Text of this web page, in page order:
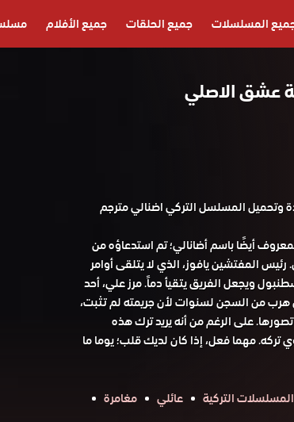
المسلسلات جميع الحلقات جميع الأفلام
عشق الاصلي
المسلسل التركي اضنالي مترجم
أيضًا باسم أضانالي؛ تم استدعاؤه من
المفتشين يافوز، الذي لا يتلقى أوامر
ويجعل الفريق يتقيأ دماً. مرز علي، أحد
من السجن لسنوات لأن جريمته لم تثبت،
على الرغم من أنه يريد ترك هذه
تركه. مهما فعل، إذا كان لديك قلب؛ يوما ما
التركية عائلي
مغامرة